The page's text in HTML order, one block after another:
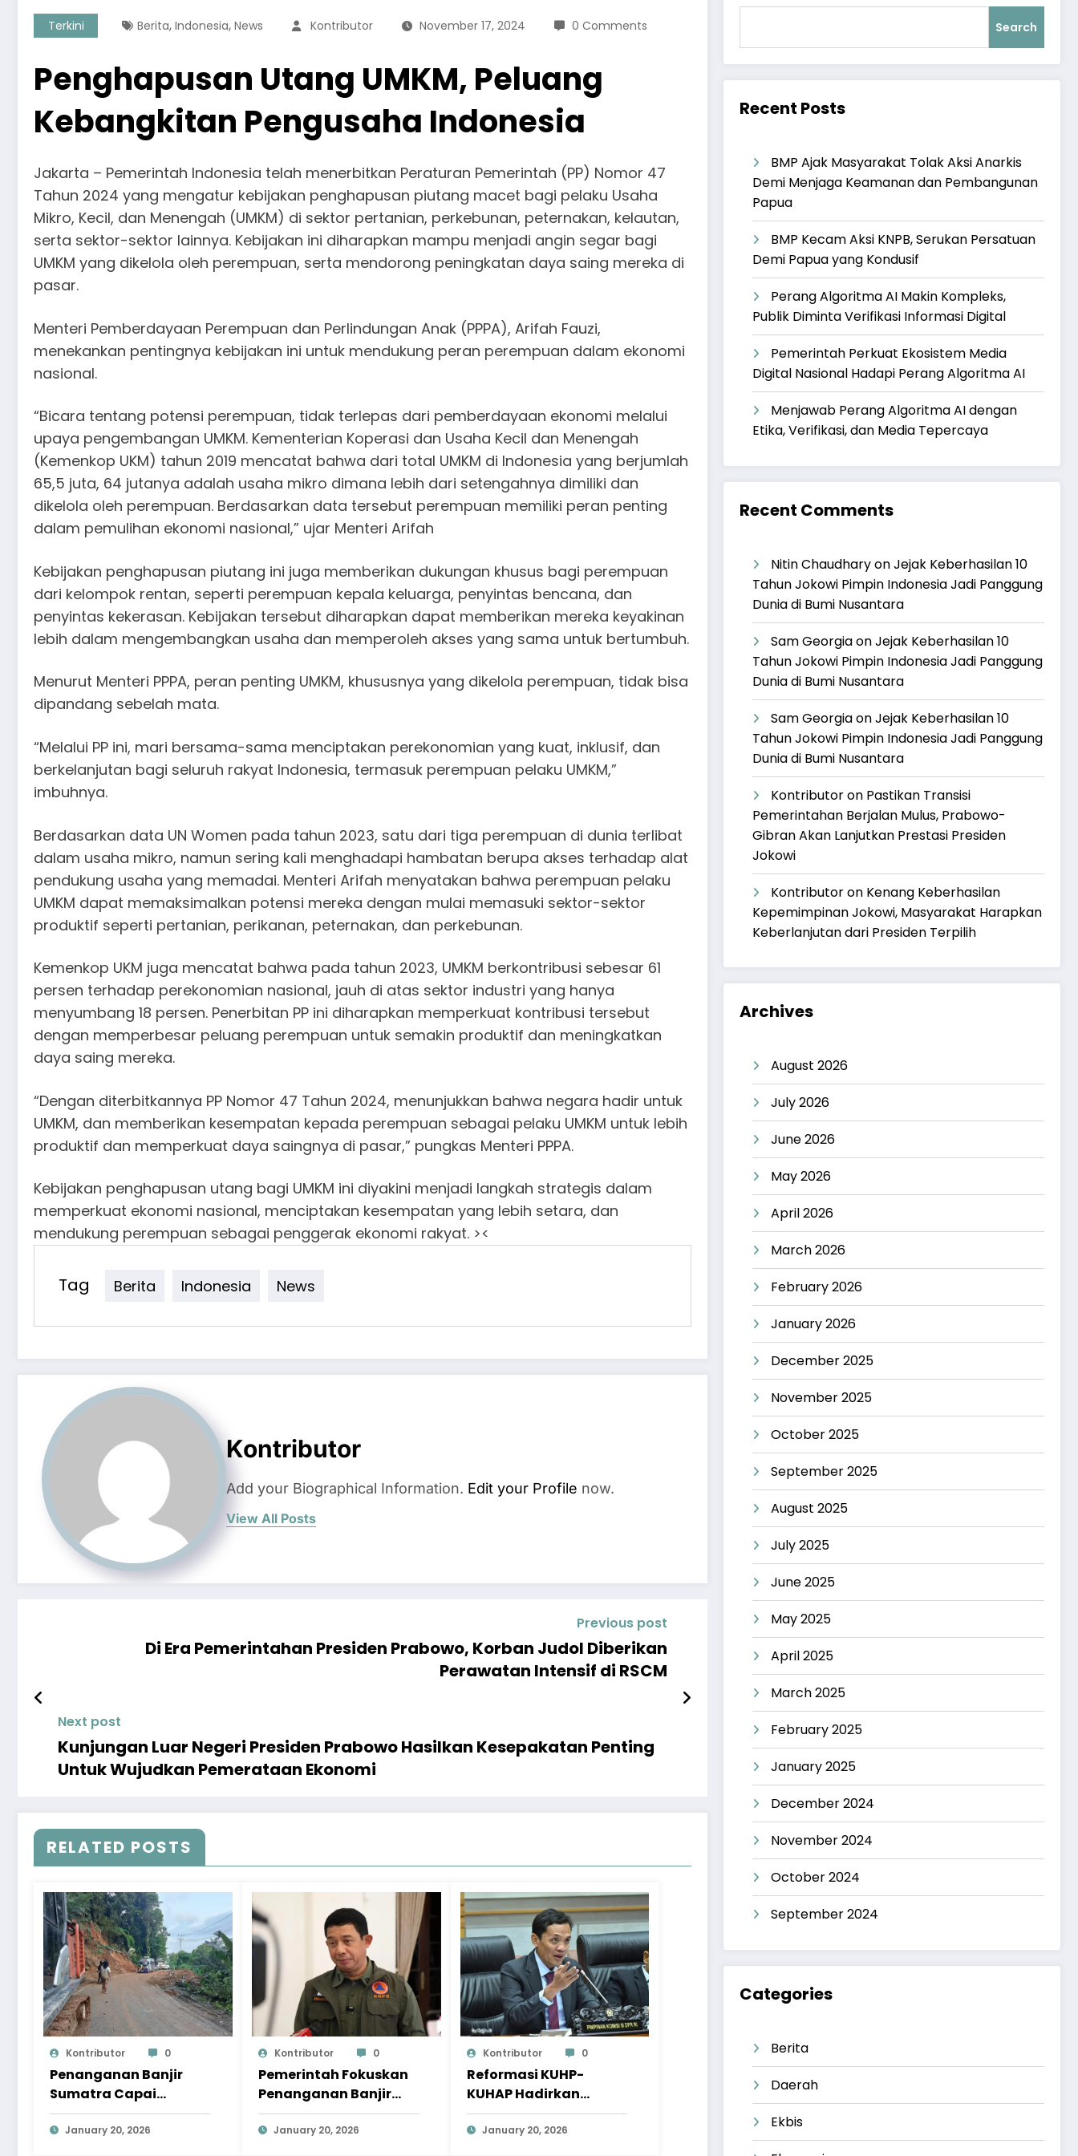
Terkini Berita, Indonesia, News Kontributor November 17, 2024 0 Comments
Penghapusan Utang UMKM, Peluang
Kebangkitan Pengusaha Indonesia
Jakarta – Pemerintah Indonesia telah menerbitkan Peraturan Pemerintah (PP) Nomor 47
Tahun 2024 yang mengatur kebijakan penghapusan piutang macet bagi pelaku Usaha
Mikro, Kecil, dan Menengah (UMKM) di sektor pertanian, perkebunan, peternakan, kelautan,
serta sektor-sektor lainnya. Kebijakan ini diharapkan mampu menjadi angin segar bagi
UMKM yang dikelola oleh perempuan, serta mendorong peningkatan daya saing mereka di
pasar.
Menteri Pemberdayaan Perempuan dan Perlindungan Anak (PPPA), Arifah Fauzi,
menekankan pentingnya kebijakan ini untuk mendukung peran perempuan dalam ekonomi
nasional.
“Bicara tentang potensi perempuan, tidak terlepas dari pemberdayaan ekonomi melalui
upaya pengembangan UMKM. Kementerian Koperasi dan Usaha Kecil dan Menengah
(Kemenkop UKM) tahun 2019 mencatat bahwa dari total UMKM di Indonesia yang berjumlah
65,5 juta, 64 jutanya adalah usaha mikro dimana lebih dari setengahnya dimiliki dan
dikelola oleh perempuan. Berdasarkan data tersebut perempuan memiliki peran penting
dalam pemulihan ekonomi nasional,” ujar Menteri Arifah
Kebijakan penghapusan piutang ini juga memberikan dukungan khusus bagi perempuan
dari kelompok rentan, seperti perempuan kepala keluarga, penyintas bencana, dan
penyintas kekerasan. Kebijakan tersebut diharapkan dapat memberikan mereka keyakinan
lebih dalam mengembangkan usaha dan memperoleh akses yang sama untuk bertumbuh.
Menurut Menteri PPPA, peran penting UMKM, khususnya yang dikelola perempuan, tidak bisa
dipandang sebelah mata.
“Melalui PP ini, mari bersama-sama menciptakan perekonomian yang kuat, inklusif, dan
berkelanjutan bagi seluruh rakyat Indonesia, termasuk perempuan pelaku UMKM,”
imbuhnya.
Berdasarkan data UN Women pada tahun 2023, satu dari tiga perempuan di dunia terlibat
dalam usaha mikro, namun sering kali menghadapi hambatan berupa akses terhadap alat
pendukung usaha yang memadai. Menteri Arifah menyatakan bahwa perempuan pelaku
UMKM dapat memaksimalkan potensi mereka dengan mulai memasuki sektor-sektor
produktif seperti pertanian, perikanan, peternakan, dan perkebunan.
Kemenkop UKM juga mencatat bahwa pada tahun 2023, UMKM berkontribusi sebesar 61
persen terhadap perekonomian nasional, jauh di atas sektor industri yang hanya
menyumbang 18 persen. Penerbitan PP ini diharapkan memperkuat kontribusi tersebut
dengan memperbesar peluang perempuan untuk semakin produktif dan meningkatkan
daya saing mereka.
“Dengan diterbitkannya PP Nomor 47 Tahun 2024, menunjukkan bahwa negara hadir untuk
UMKM, dan memberikan kesempatan kepada perempuan sebagai pelaku UMKM untuk lebih
produktif dan memperkuat daya saingnya di pasar,” pungkas Menteri PPPA.
Kebijakan penghapusan utang bagi UMKM ini diyakini menjadi langkah strategis dalam
memperkuat ekonomi nasional, menciptakan kesempatan yang lebih setara, dan
mendukung perempuan sebagai penggerak ekonomi rakyat. ><
Tag Berita Indonesia News
Kontributor
Add your Biographical Information. Edit your Profile now.
View All Posts
Previous post
Di Era Pemerintahan Presiden Prabowo, Korban Judol Diberikan
Perawatan Intensif di RSCM
Next post
Kunjungan Luar Negeri Presiden Prabowo Hasilkan Kesepakatan Penting
Untuk Wujudkan Pemerataan Ekonomi
RELATED POSTS
Kontributor 0
Penanganan Banjir
Sumatra Capai
Progres Signifikan,
Pemulihan Terus
January 20, 2026
Kontributor 0
Pemerintah Fokuskan
Penanganan Banjir
Sumatra pada
Pemulihan
January 20, 2026
Kontributor 0
Reformasi KUHP-
KUHAP Hadirkan
Wajah Hukum yang
Lebih Berkeadilan
January 20, 2026
Search
Recent Posts
BMP Ajak Masyarakat Tolak Aksi Anarkis
Demi Menjaga Keamanan dan Pembangunan
Papua
BMP Kecam Aksi KNPB, Serukan Persatuan
Demi Papua yang Kondusif
Perang Algoritma AI Makin Kompleks,
Publik Diminta Verifikasi Informasi Digital
Pemerintah Perkuat Ekosistem Media
Digital Nasional Hadapi Perang Algoritma AI
Menjawab Perang Algoritma AI dengan
Etika, Verifikasi, dan Media Tepercaya
Recent Comments
Nitin ChaudharyonJejak Keberhasilan 10
Tahun Jokowi Pimpin Indonesia Jadi Panggung
Dunia di Bumi Nusantara
Sam GeorgiaonJejak Keberhasilan 10
Tahun Jokowi Pimpin Indonesia Jadi Panggung
Dunia di Bumi Nusantara
Sam GeorgiaonJejak Keberhasilan 10
Tahun Jokowi Pimpin Indonesia Jadi Panggung
Dunia di Bumi Nusantara
Kontributoron Pastikan Transisi
Pemerintahan Berjalan Mulus, Prabowo-
Gibran Akan Lanjutkan Prestasi Presiden
Jokowi
Kontributoron Kenang Keberhasilan
Kepemimpinan Jokowi, Masyarakat Harapkan
Keberlanjutan dari Presiden Terpilih
Archives
August 2026
July 2026
June 2026
May 2026
April 2026
March 2026
February 2026
January 2026
December 2025
November 2025
October 2025
September 2025
August 2025
July 2025
June 2025
May 2025
April 2025
March 2025
February 2025
January 2025
December 2024
November 2024
October 2024
September 2024
Categories
Berita
Daerah
Ekbis